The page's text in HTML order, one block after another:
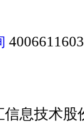
4006611603
息技术股